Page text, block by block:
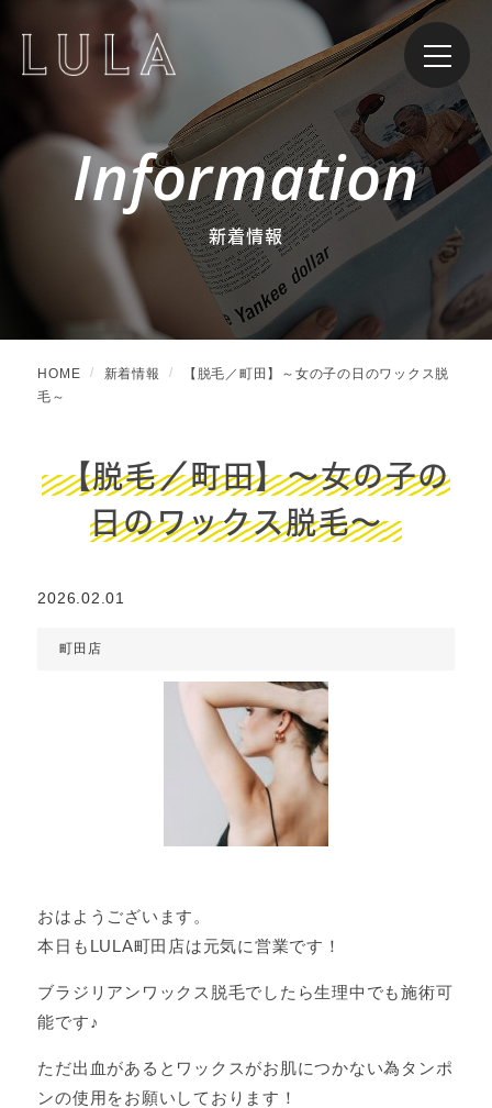
Information
新着情報
HOME 新着情報
【脱毛／町田】～女の子の日のワックス脱
毛～
【脱毛／町田】～女の子の
日のワックス脱毛～
2026.02.01
町田店
おはようございます。
本日もLULA町田店は元気に営業です！
ブラジリアンワックス脱毛でしたら生理中でも施術可
能です♪
ただ出血があるとワックスがお肌につかない為タンポ
ンの使用をお願いしております！